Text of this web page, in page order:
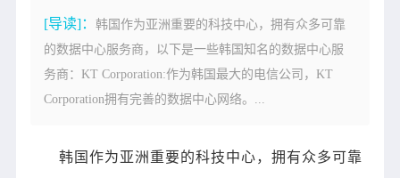
[导读]：韩国作为亚洲重要的科技中心，拥有众多可靠
的数据中心服务商，以下是一些韩国知名的数据中心服
务商：KT Corporation:作为韩国最大的电信公司，KT
Corporation拥有完善的数据中心网络。...
韩国作为亚洲重要的科技中心，拥有众多可靠